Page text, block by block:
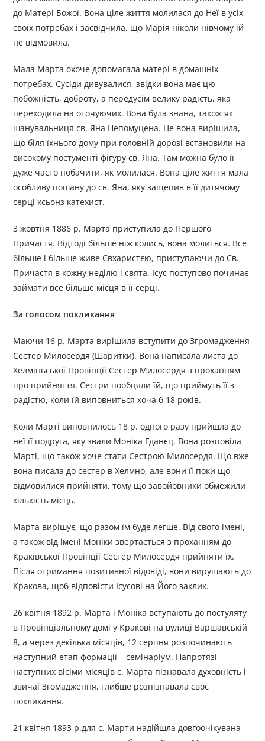
до Матері Божої. Вона ціле життя молилася до Неї в усіх
своїх потребах і засвідчила, що Марія ніколи нівчому їй
не відмовила.
Мала Марта охоче допомагала матері в домашніх
потребах. Сусіди дивувалися, звідки вона має цю
побожність, доброту, а передусім велику радість, яка
переходила на оточуючих. Вона була знана, також як
шанувальниця св. Яна Непомуцена. Це вона вирішила,
що біля їхнього дому при головній дорозі встановили на
високому постументі фігуру св. Яна. Там можна було її
дуже часто побачити, як молилася. Вона ціле життя мала
особливу пошану до св. Яна, яку защепив в її дитячому
серці ксьонз катехист.
3 жовтня 1886 р. Марта приступила до Першого
Причастя. Відтоді більше ніж колись, вона молиться. Все
більше і більше живе Євхаристєю, приступаючи до Св.
Причастя в кожну неділю і свята. Ісус поступово починає
займати все більше місця в її серці.
За голосом покликання
Маючи 16 р. Марта вирішила вступити до Згромадження
Сестер Милосердя (Шаритки). Вона написала листа до
Хелміньської Провінції Сестер Милосердя з проханням
про прийняття. Сестри пообцяли їй, що приймуть її з
радістю, коли їй виповниться хоча б 18 років.
Коли Марті виповнилось 18 р. одного разу прийшла до
неї її подруга, яку звали Моніка Гданєц. Вона розповіла
Марті, що також хоче стати Сестрою Милосердя. Що вже
вона писала до сестер в Хелмно, але вони її поки що
відмовилися прийняти, тому що завойовники обмежили
кількість місць.
Марта вирішує, що разом їм буде легше. Від свого імені,
а також від імені Моніки звертається з проханням до
Краківської Провінції Сестер Милосердя прийняти їх.
Після отримання позитивної відовіді, вони вирушають до
Кракова, щоб відповісти Ісусові на Його заклик.
26 квітня 1892 р. Марта і Моніка вступають до постуляту
в Провінціальному домі у Кракові на вулиці Варшавській
8, а через декілька місяців, 12 серпня розпочинають
наступний етап формації – семінаріум. Напротязі
наступних вісіми місяців с. Марта пізнавала духовність і
звичаї Згомадження, глибше розпізнавала своє
покликання.
21 квітня 1893 р.для с. Марти надійшла довгоочікувана